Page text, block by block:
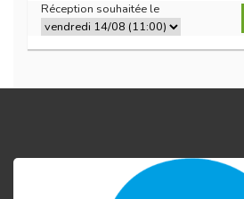
Réception souhaitée le